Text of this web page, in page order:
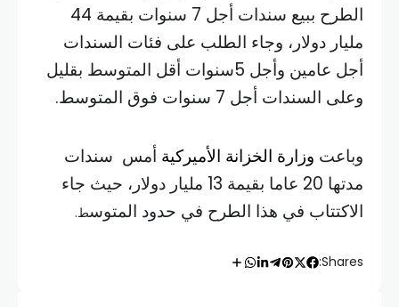
الطرح ببيع سندات أجل 7 سنوات بقيمة 44
مليار دولار، وجاء الطلب على فئات السندات
أجل عامين وأجل 5سنوات أقل المتوسط بقليل
وعلى السندات أجل 7 سنوات فوق المتوسط.
وباعت وزارة الخزانة الأميركية أمس سندات
مدتها 20 عاما بقيمة 13 مليار دولار، حيث جاء
الاكتتاب في هذا الطرح في حدود المتوسط.
Shares: